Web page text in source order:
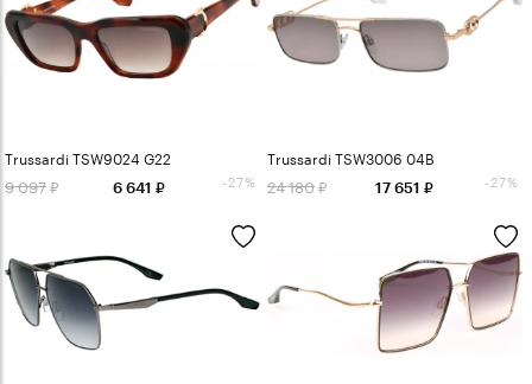
Trussardi TSW9024 G22
9 097 6 641 -27%
Trussardi TSW3006 04B
24 180 17 651 -27%